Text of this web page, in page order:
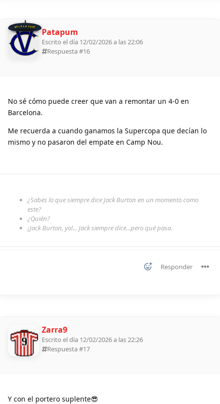
BOLILLA 2026 Patapum
Escrito el día 12/02/2026 a las 22:06
Respuesta #16
No sé cómo puede creer que van a remontar un 4-0 en
Barcelona.
Me recuerda a cuando ganamos la Supercopa que decían lo
mismo y no pasaron del empate en Camp Nou.
¿Sabes lo que siempre dice Jack Burton en un momento como
este?
¿Quién?
¡Jack Burton, yo!... Jack siempre dice...pero qué pasa.
Responder
Zarra9
Escrito el día 12/02/2026 a las 22:26
Respuesta #17
Y con el portero suplente😎